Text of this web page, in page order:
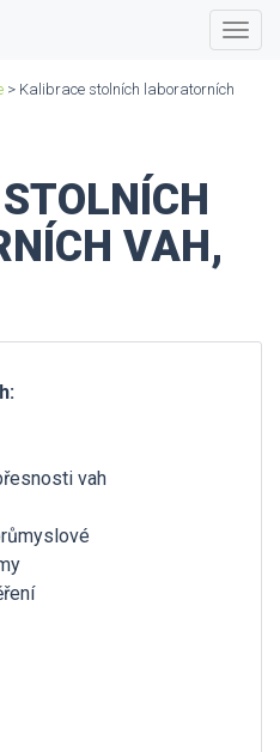
> Kalibrace stolních laboratorních
VAH,
vah